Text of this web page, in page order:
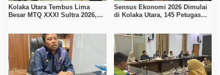
Kolaka Utara Tembus Lima
Besar MTQ XXXI Sultra 2026,
Sensus Ekonomi 2026 Dimulai
di Kolaka Utara, 145 Petugas